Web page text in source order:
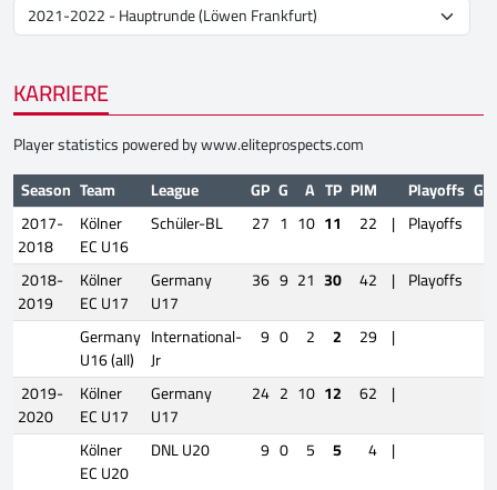
KARRIERE
Player statistics powered bywww.eliteprospects.com
Season Team League GP G A TP PIM Playoffs GP
2017-
2018
Kölner
EC U16
Schüler-BL 27 1 10 11 22 | Playoffs
2018-
2019
Kölner
EC U17
Germany
U17
36 9 21 30 42 | Playoffs
Germany
U16 (all)
International-
Jr
9 0 2 2 29 |
2019-
2020
Kölner
EC U17
Germany
U17
24 2 10 12 62 |
Kölner
EC U20
DNL U20 9 0 5 5 4 |